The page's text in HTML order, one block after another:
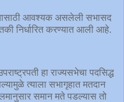
आवश्यक असलेली सभासद
निर्धारित करण्यात आली आहे.
हा राज्यसभेचा पदसिद्ध
त्याला सभागृहात मतदान
समान मते पडल्यास तो